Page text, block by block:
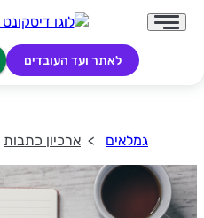
לאתר ועד העובדים
גמלאים ארכיון כתבות